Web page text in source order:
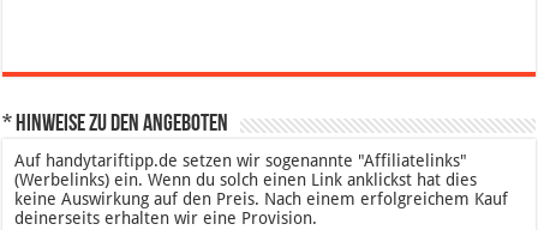
* Hinweise zu den Angeboten
Auf handytariftipp.de setzen wir sogenannte "Affiliatelinks"
(Werbelinks) ein. Wenn du solch einen Link anklickst hat dies
keine Auswirkung auf den Preis. Nach einem erfolgreichem Kauf
deinerseits erhalten wir eine Provision.